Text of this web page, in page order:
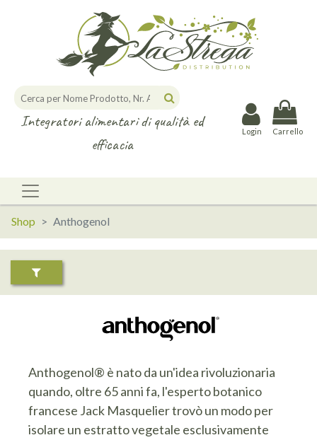
Integratori alimentari di qualità ed
efficacia
Login Carrello
Shop Anthogenol
Anthogenol® è nato da un'idea rivoluzionaria
quando, oltre 65 anni fa, l'esperto botanico
francese Jack Masquelier trovò un modo per
isolare un estratto vegetale esclusivamente